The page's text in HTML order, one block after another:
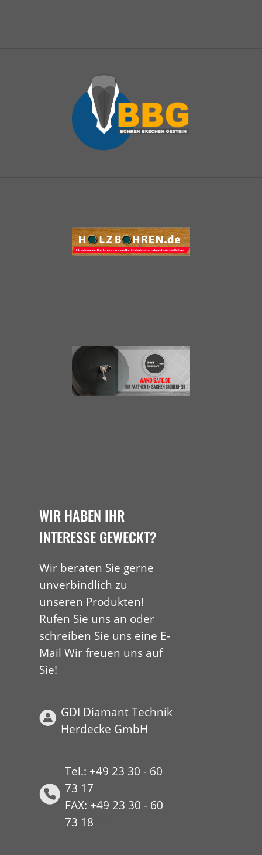
WIR HABEN IHR
INTERESSE GEWECKT?
Wir beraten Sie gerne
unverbindlich zu
unseren Produkten!
Rufen Sie uns an oder
schreiben Sie uns eine E-
Mail Wir freuen uns auf
Sie!
GDI Diamant Technik
Herdecke GmbH
Tel.: +49 23 30 - 60
73 17
FAX: +49 23 30 - 60
73 18